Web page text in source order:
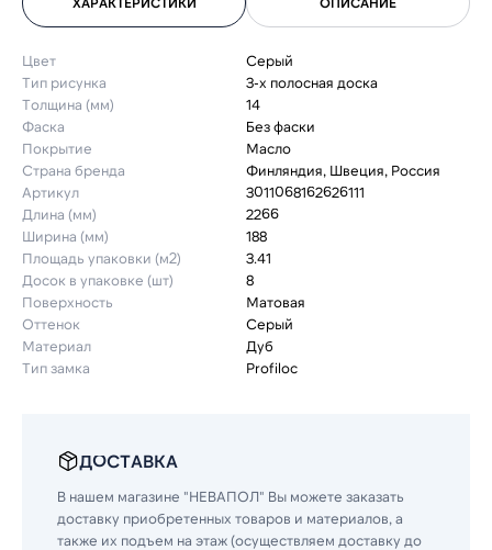
Цвет
Серый
Тип рисунка
3-х полосная доска
Толщина (мм)
14
Фаска
Без фаски
Покрытие
Масло
Страна бренда
Финляндия, Швеция, Россия
Артикул
3011068162626111
Длина (мм)
2266
Ширина (мм)
188
Площадь упаковки (м2)
3.41
Досок в упаковке (шт)
8
Поверхность
Матовая
Оттенок
Серый
Материал
Дуб
Тип замка
Profiloc
ДОСТАВКА
В нашем магазине "НЕВАПОЛ" Вы можете заказать
доставку приобретенных товаров и материалов, а
также их подъем на этаж (осуществляем доставку до